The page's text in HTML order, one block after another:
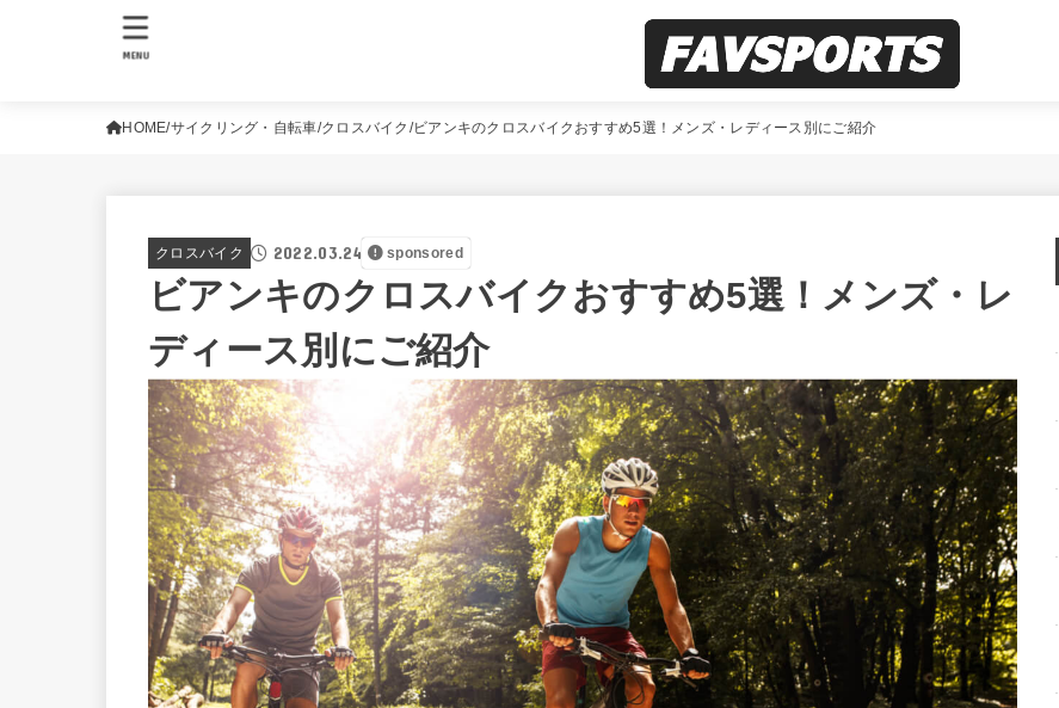
MENU
HOME サイクリング・自転車 クロスバイク ビアンキのクロスバイクおすすめ5選！メンズ・レディース別にご紹介
クロスバイク 2022.03.24 sponsored
ビアンキのクロスバイクおすすめ5選！メンズ・レ
ディース別にご紹介